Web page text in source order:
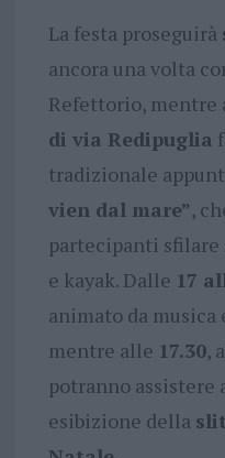
La festa proseguirà
ancora una volta
Refettorio, mentre
di via Redipuglia
tradizionale
vien dal mare”,
partecipanti sfilare
e kayak. Dalle 17
animato da
mentre alle 17.30,
potranno assistere
esibizione della